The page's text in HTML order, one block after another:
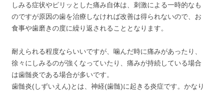
しみる症状やピリッとした痛み自体は、刺激による一時的なも
のですが原因の歯を治療しなければ改善は得られないので、お
食事や歯磨きの度に繰り返されることとなります。
耐えられる程度ならいいですが、噛んだ時に痛みがあったり、
徐々にしみるのが強くなっていたり、痛みが持続している場合
は歯髄炎である場合が多いです。
歯髄炎(しずいえん)とは、神経(歯髄)に起きる炎症です。かなり